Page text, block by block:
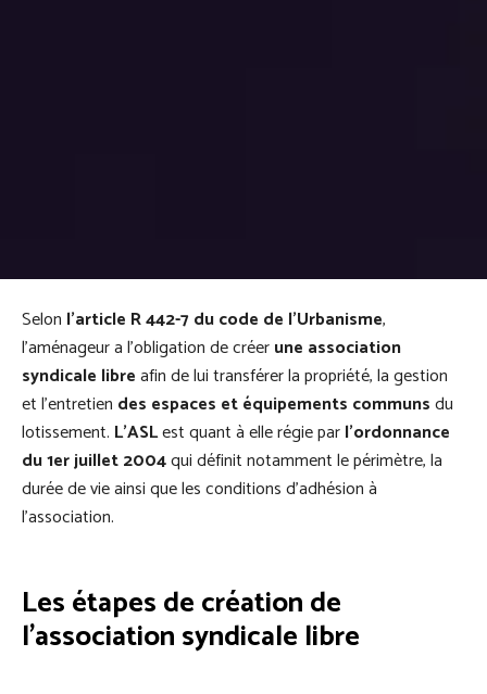
Selon l’article R 442-7 du code de l’Urbanisme,
l’aménageur a l’obligation de créerune association
syndicale libreafin de lui transférer la propriété, la gestion
et l’entretien des espaces et équipements communsdu
lotissement. L’ASLest quant à elle régie parl’ordonnance
du 1er juillet 2004qui définit notamment le périmètre, la
durée de vie ainsi que les conditions d’adhésion à
l’association.
Les étapes de création de
l’association syndicale libre